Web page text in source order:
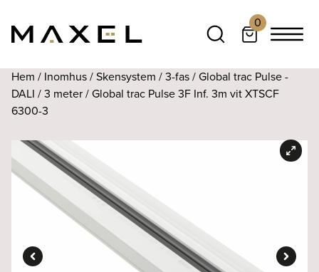
0
Hem / Inomhus/Skensystem /3-fas/Global trac Pulse -
DALI /3 meter/ Global trac Pulse 3F Inf. 3m vit XTSCF
6300-3